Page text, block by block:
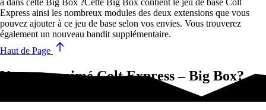
a dans cette Big Box ?Cette Big Box contient le jeu de base Colt
Express ainsi les nombreux modules des deux extensions que vous
pouvez ajouter à ce jeu de base selon vos envies. Vous trouverez
également un nouveau bandit supplémentaire.
Haut de Page
Vous avez aimé Colt Express – Big Box?